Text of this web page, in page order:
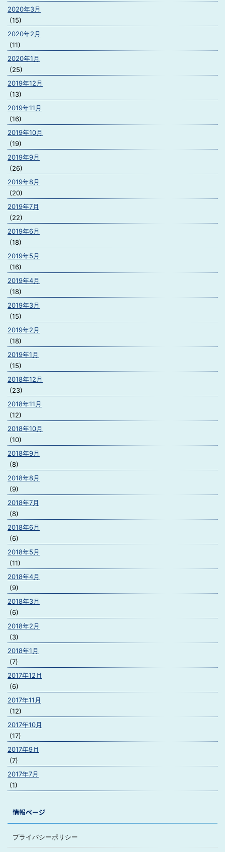
2020年3月
(15)
2020年2月
(11)
2020年1月
(25)
2019年12月
(13)
2019年11月
(16)
2019年10月
(19)
2019年9月
(26)
2019年8月
(20)
2019年7月
(22)
2019年6月
(18)
2019年5月
(16)
2019年4月
(18)
2019年3月
(15)
2019年2月
(18)
2019年1月
(15)
2018年12月
(23)
2018年11月
(12)
2018年10月
(10)
2018年9月
(8)
2018年8月
(9)
2018年7月
(8)
2018年6月
(6)
2018年5月
(11)
2018年4月
(9)
2018年3月
(6)
2018年2月
(3)
2018年1月
(7)
2017年12月
(6)
2017年11月
(12)
2017年10月
(17)
2017年9月
(7)
2017年7月
(1)
情報ページ
プライバシーポリシー